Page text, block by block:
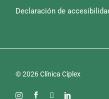
Declaración de
© 2026 Clínica Cíplex